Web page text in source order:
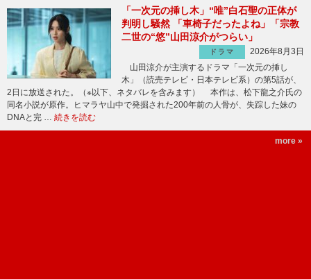
「一次元の挿し木」“唯”白石聖の正体が
判明し騒然 「車椅子だったよね」「宗教
二世の“悠”山田涼介がつらい」
ドラマ
2026年8月3日
山田涼介が主演するドラマ「一次元の挿し
木」（読売テレビ・日本テレビ系）の第5話が、
2日に放送された。（※以下、ネタバレを含みます） 本作は、松下龍之介氏の
同名小説が原作。ヒマラヤ山中で発掘された200年前の人骨が、失踪した妹の
DNAと完 … 続きを読む
more »